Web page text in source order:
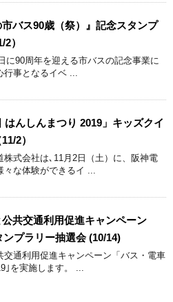
市バス90歳（祭）』記念スタンプ
）
に90周年を迎える市バスの記念事業に
行事となるイベ ...
はんしんまつり 2019」キッズクイ
2）
株式会社は､11月2日（土）に、阪神電
々な体験ができるイ ...
公共交通利用促進キャンペーン
ンプラリー抽選会 (10/14)
交通利用促進キャンペーン「バス・電車
｣を実施します。 ...